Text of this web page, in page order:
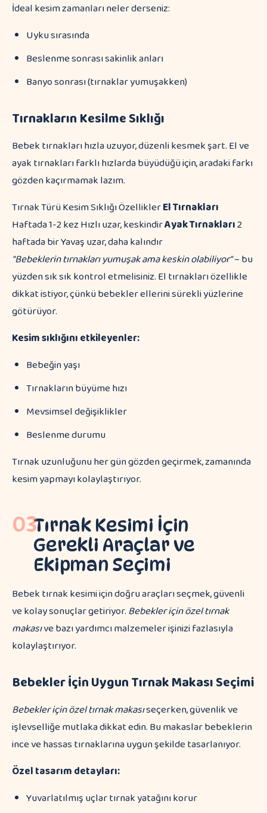
İdeal kesim zamanları neler derseniz:
Uyku sırasında
Beslenme sonrası sakinlik anları
Banyo sonrası (tırnaklar yumuşakken)
Tırnakların Kesilme Sıklığı
Bebek tırnakları hızla uzuyor, düzenli kesmek şart. El ve
ayak tırnakları farklı hızlarda büyüdüğü için, aradaki farkı
gözden kaçırmamak lazım.
Tırnak Türü Kesim Sıklığı ÖzelliklerEl Tırnakları
Haftada 1-2 kez Hızlı uzar, keskindirAyak Tırnakları2
haftada bir Yavaş uzar, daha kalındır
"Bebeklerin tırnakları yumuşak ama keskin olabiliyor"– bu
yüzden sık sık kontrol etmelisiniz. El tırnakları özellikle
dikkat istiyor, çünkü bebekler ellerini sürekli yüzlerine
götürüyor.
Kesim sıklığını etkileyenler:
Bebeğin yaşı
Tırnakların büyüme hızı
Mevsimsel değişiklikler
Beslenme durumu
Tırnak uzunluğunu her gün gözden geçirmek, zamanında
kesim yapmayı kolaylaştırıyor.
03Tırnak Kesimi İçin
Gerekli Araçlar ve
Ekipman Seçimi
Bebek tırnak kesimi için doğru araçları seçmek, güvenli
ve kolay sonuçlar getiriyor.Bebekler için özel tırnak
makasıve bazı yardımcı malzemeler işinizi fazlasıyla
kolaylaştırıyor.
Bebekler İçin Uygun Tırnak Makası Seçimi
Bebekler için özel tırnak makasıseçerken, güvenlik ve
işlevselliğe mutlaka dikkat edin. Bu makaslar bebeklerin
ince ve hassas tırnaklarına uygun şekilde tasarlanıyor.
Özel tasarım detayları:
Yuvarlatılmış uçlar tırnak yatağını korur